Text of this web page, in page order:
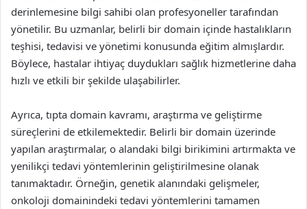
derinlemesine bilgi sahibi olan profesyoneller tarafından
yönetilir. Bu uzmanlar, belirli bir domain içinde hastalıkların
teşhisi, tedavisi ve yönetimi konusunda eğitim almışlardır.
Böylece, hastalar ihtiyaç duydukları sağlık hizmetlerine daha
hızlı ve etkili bir şekilde ulaşabilirler.
Ayrıca, tıpta domain kavramı, araştırma ve geliştirme
süreçlerini de etkilemektedir. Belirli bir domain üzerinde
yapılan araştırmalar, o alandaki bilgi birikimini artırmakta ve
yenilikçi tedavi yöntemlerinin geliştirilmesine olanak
tanımaktadır. Örneğin, genetik alanındaki gelişmeler,
onkoloji domainindeki tedavi yöntemlerini tamamen